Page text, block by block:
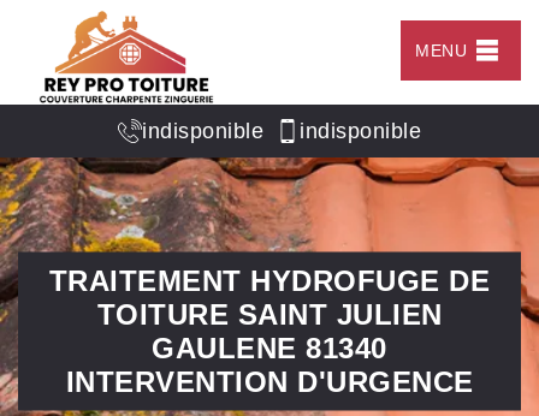
MENU
indisponible indisponible
TRAITEMENT HYDROFUGE DE
TOITURE SAINT JULIEN
GAULENE 81340
INTERVENTION D'URGENCE